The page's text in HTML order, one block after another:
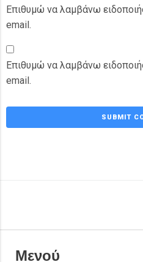
Επιθυμώ να λαμβάνω
email.
Επιθυμώ να λαμβάνω
email.
Μενού